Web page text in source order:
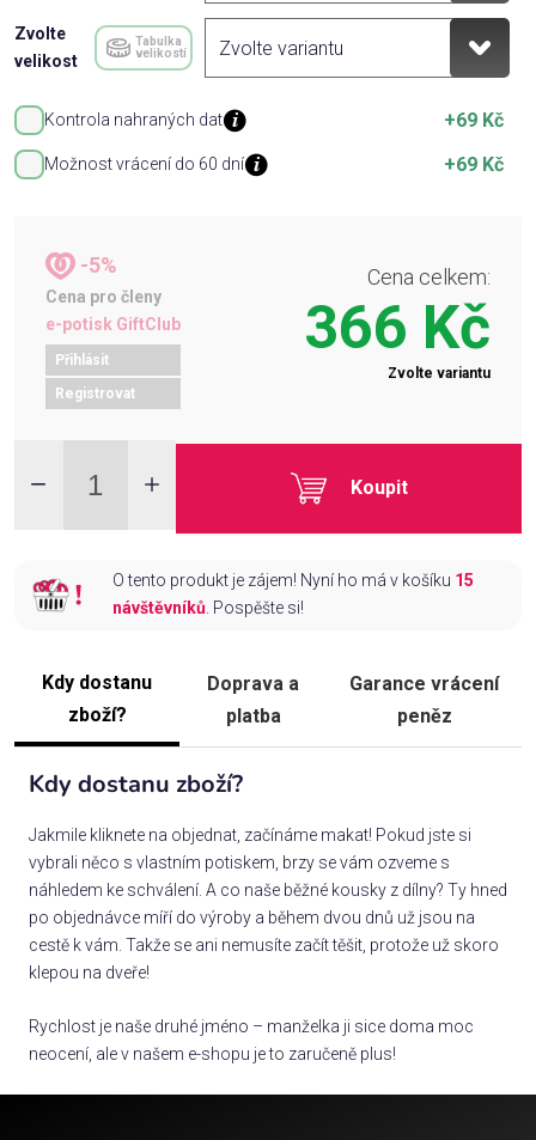
Zvolte
velikost
Tabulka
velikostí
Kontrola nahraných dat +69 Kč
Možnost vrácení do 60 dní +69 Kč
-5%
Cena pro členy
e-potisk GiftClub
Přihlásit
Registrovat
Cena celkem:
366 Kč
Zvolte variantu
Koupit
O tento produkt je zájem! Nyní ho má v košíku 15
návštěvníků. Pospěšte si!
Kdy dostanu
zboží?
Doprava a
platba
Garance vrácení
peněz
Kdy dostanu zboží?
Jakmile kliknete na objednat, začínáme makat! Pokud jste si
vybrali něco s vlastním potiskem, brzy se vám ozveme s
náhledem ke schválení. A co naše běžné kousky z dílny? Ty hned
po objednávce míří do výroby a během dvou dnů už jsou na
cestě k vám. Takže se ani nemusíte začít těšit, protože už skoro
klepou na dveře!
Rychlost je naše druhé jméno – manželka ji sice doma moc
neocení, ale v našem e-shopu je to zaručeně plus!